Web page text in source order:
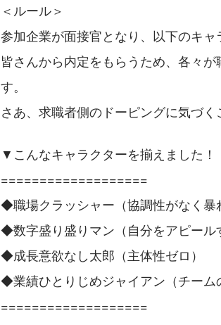
＜ルール＞
参加企業が面接官となり、以下のキャ
皆さんから内定をもらうため、各々
す。
さあ、求職者側のドーピングに気づく
▼こんなキャラクターを揃えました！
===================
◆職場クラッシャー（協調性がなく暴
◆数字盛り盛りマン（自分をアピール
◆成長意欲なし太郎（主体性ゼロ）
◆業績ひとりじめジャイアン（チーム
===================